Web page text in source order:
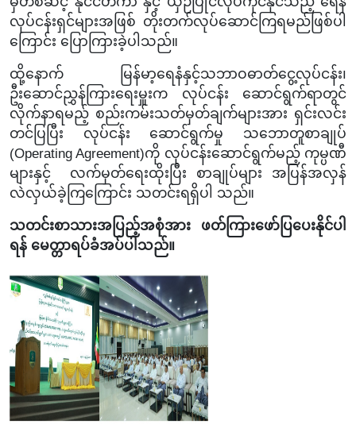
လုပ်ငန်းရှင်များအဖြစ် တိုးတက်လုပ်ဆောင်ကြရမည်ဖြစ်ပါ
ကြောင်း ပြောကြားခဲ့ပါသည်။
ထို့နောက် မြန်မာ့ရေနံနှင့်သဘာဝဓာတ်ငွေ့လုပ်ငန်း၊
ဦးဆောင်ညွှန်ကြားရေးမှူးက လုပ်ငန်း ဆောင်ရွက်ရာတွင်
လိုက်နာရမည့် စည်းကမ်းသတ်မှတ်ချက်များအား ရှင်းလင်း
တင်ပြပြီး လုပ်ငန်း ဆောင်ရွက်မှု သဘောတူစာချုပ်
(Operating Agreement)ကို လုပ်ငန်းဆောင်ရွက်မည့် ကုမ္ပဏီ
များနှင့် လက်မှတ်ရေးထိုးပြီး စာချုပ်များ အပြန်အလှန်
လဲလှယ်ခဲ့ကြကြောင်း သတင်းရရှိပါ သည်။
သတင်းစာသားအပြည့်အစုံအား ဖတ်ကြားဖော်ပြပေးနိုင်ပါ
ရန် မေတ္တာရပ်ခံအပ်ပါသည်။